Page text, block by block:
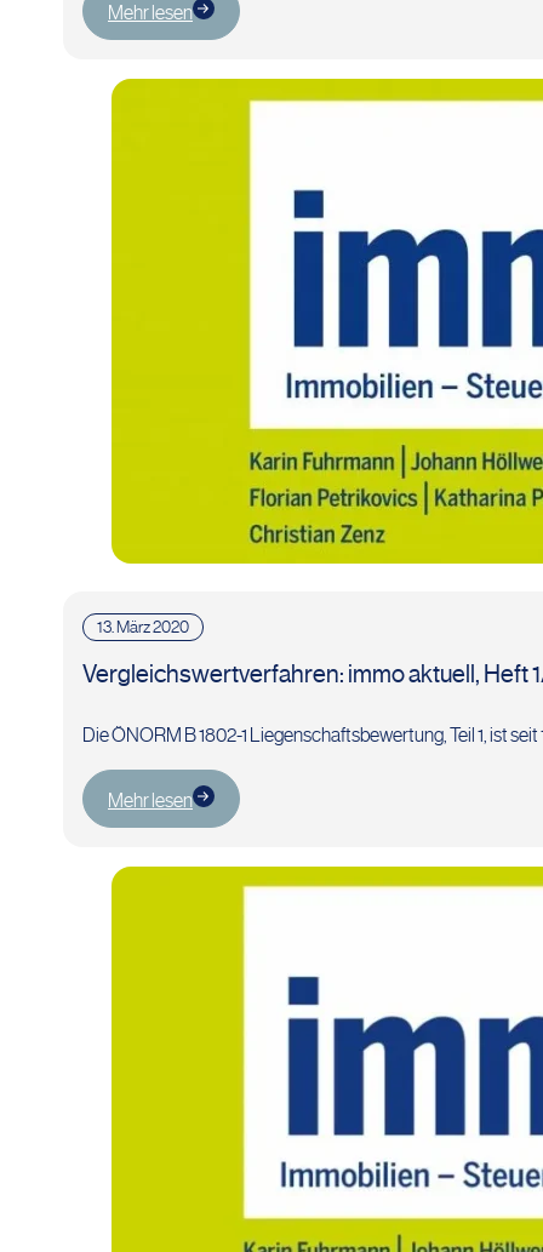
Mehr lesen
13. März 2020
Vergleichswertverfahren: immo aktuell, Heft
Die ÖNORM B 1802-1 Liegenschaftsbewertung, Teil 1, ist
Mehr lesen